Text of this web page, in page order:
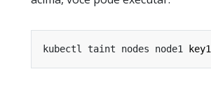
kubectl taint nodes node1 key1